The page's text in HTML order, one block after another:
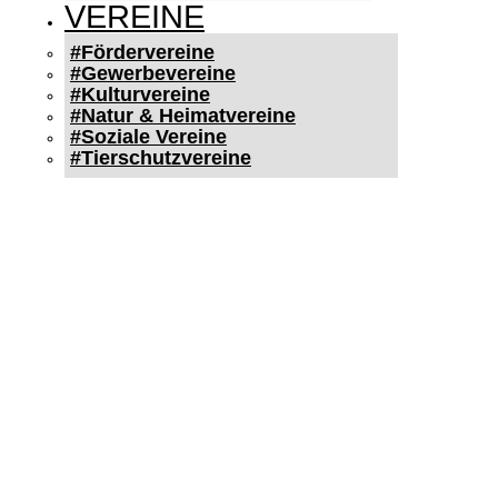
VEREINE
#Fördervereine
#Gewerbevereine
#Kulturvereine
#Natur & Heimatvereine
#Soziale Vereine
#Tierschutzvereine